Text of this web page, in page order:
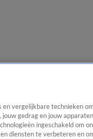
en vergelijkbare technieken
gedrag en jouw
ingeschakeld om
diensten te verbeteren en